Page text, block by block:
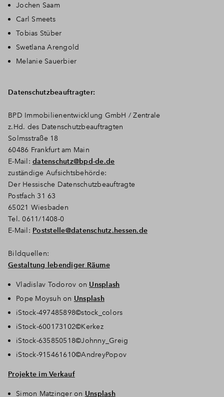
Jochen Saam
Carl Smeets
Tobias Stüber
Swetlana Arengold
Melanie Sauerbier
Datenschutzbeauftragter:
BPD Immobilienentwicklung GmbH / Zentrale
z.Hd. des Datenschutzbeauftragten
Solmsstraße 18
60486 Frankfurt am Main
E-Mail: datenschutz@bpd-de.de
zuständige Aufsichtsbehörde:
Der Hessische Datenschutzbeauftragte
Postfach 31 63
65021 Wiesbaden
Tel. 0611/1408-0
E-Mail: Poststelle@datenschutz.hessen.de
Bildquellen:
Gestaltung lebendiger Räume
Vladislav Todorov on Unsplash
Pope Moysuh on Unsplash
iStock-497485898©stock_colors
iStock-600173102©Kerkez
iStock-635850518©Johnny_Greig
iStock-915461610©AndreyPopov
Projekte im Verkauf
Simon Matzinger on Unsplash